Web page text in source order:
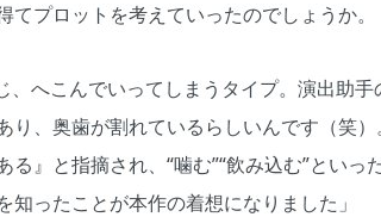
プロットを考えていったのでしょうか。
へこんでいってしまうタイプ。演出助手
り、奥歯が割れているらしいんです（笑
』と指摘され、“噛む”“飲み込む”といっ
ったことが本作の着想になりました」